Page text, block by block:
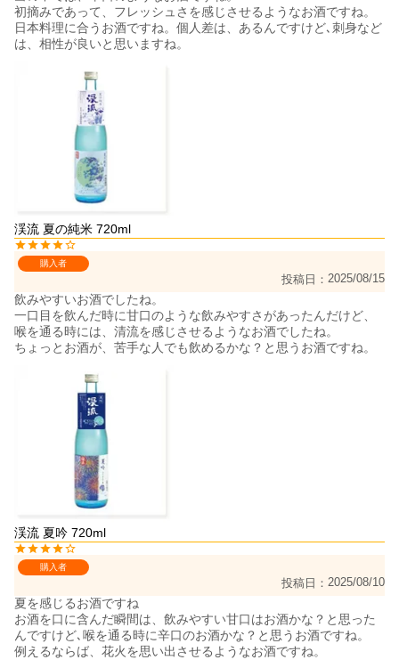
初摘みであって、フレッシュさを感じさせるようなお酒ですね。
日本料理に合うお酒ですね。個人差は、あるんですけど､刺身など
は、相性が良いと思いますね。
渓流 夏の純米 720ml
購入者
投稿日 2025/08/15
飲みやすいお酒でしたね。
一口目を飲んだ時に甘口のような飲みやすさがあったんだけど、
喉を通る時には、清流を感じさせるようなお酒でしたね。
ちょっとお酒が、苦手な人でも飲めるかな？と思うお酒ですね。
渓流 夏吟 720ml
購入者
投稿日 2025/08/10
夏を感じるお酒ですね
お酒を口に含んだ瞬間は、飲みやすい甘口はお酒かな？と思った
んですけど､喉を通る時に辛口のお酒かな？と思うお酒ですね。
例えるならば、花火を思い出させるようなお酒ですね。